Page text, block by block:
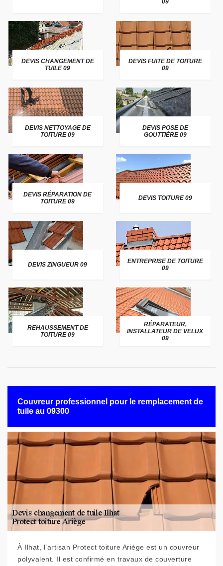
09
DEVIS CHANGEMENT DE
TUILE 09
DEVIS FUITE DE TOITURE
09
DEVIS NETTOYAGE DE
TOITURE 09
DEVIS POSE DE
GOUTTIÈRE 09
DEVIS RÉPARATION DE
TOITURE 09
DEVIS TOITURE 09
DEVIS ZINGUEUR 09
ENTREPRISE DE TOITURE
09
REHAUSSEMENT DE
TOITURE 09
RÉPARATEUR,
INSTALLATEUR DE VELUX
09
Couvreur professionnel pour le remplacement de
tuile au 09300
À Ilhat, l’artisan Protect toiture Ariège est un couvreur
polyvalent. Il est confirmé en travaux de couverture